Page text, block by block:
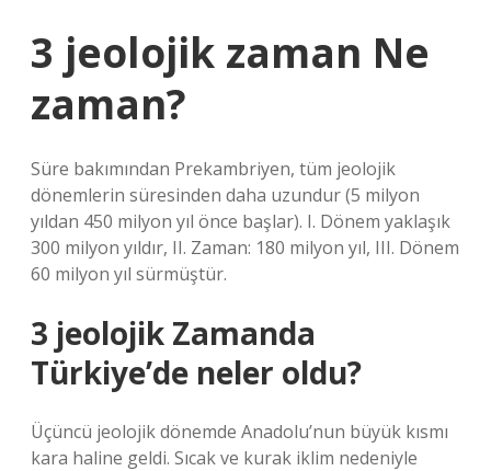
3 jeolojik zaman Ne
zaman?
Süre bakımından Prekambriyen, tüm jeolojik
dönemlerin süresinden daha uzundur (5 milyon
yıldan 450 milyon yıl önce başlar). I. Dönem yaklaşık
300 milyon yıldır, II. Zaman: 180 milyon yıl, III. Dönem
60 milyon yıl sürmüştür.
3 jeolojik Zamanda
Türkiye’de neler oldu?
Üçüncü jeolojik dönemde Anadolu’nun büyük kısmı
kara haline geldi. Sıcak ve kurak iklim nedeniyle